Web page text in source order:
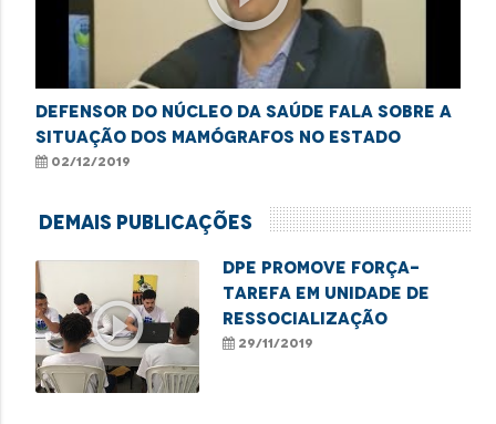
Defensor do Núcleo da Saúde fala sobre a
situação dos mamógrafos no Estado
02/12/2019
Demais Publicações
play_circle_outline
DPE promove força-
tarefa em unidade de
ressocialização
29/11/2019